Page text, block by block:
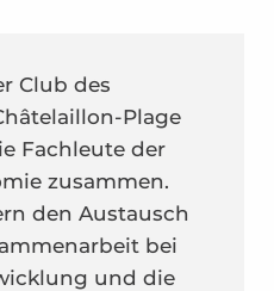
Club des
Plage
Fachleute der
zusammen.
den Austausch
bei
und die